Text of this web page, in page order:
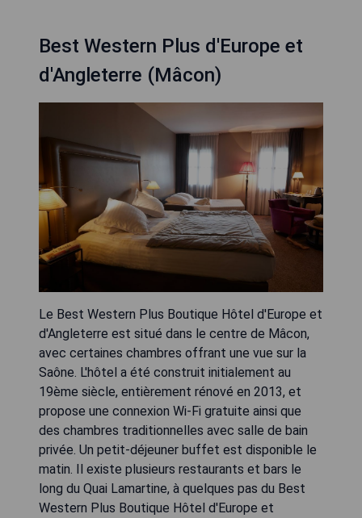
Best Western Plus d'Europe et
d'Angleterre (Mâcon)
Le Best Western Plus Boutique Hôtel d'Europe et
d'Angleterre est situé dans le centre de Mâcon,
avec certaines chambres offrant une vue sur la
Saône. L'hôtel a été construit initialement au
19ème siècle, entièrement rénové en 2013, et
propose une connexion Wi-Fi gratuite ainsi que
des chambres traditionnelles avec salle de bain
privée. Un petit-déjeuner buffet est disponible le
matin. Il existe plusieurs restaurants et bars le
long du Quai Lamartine, à quelques pas du Best
Western Plus Boutique Hôtel d'Europe et